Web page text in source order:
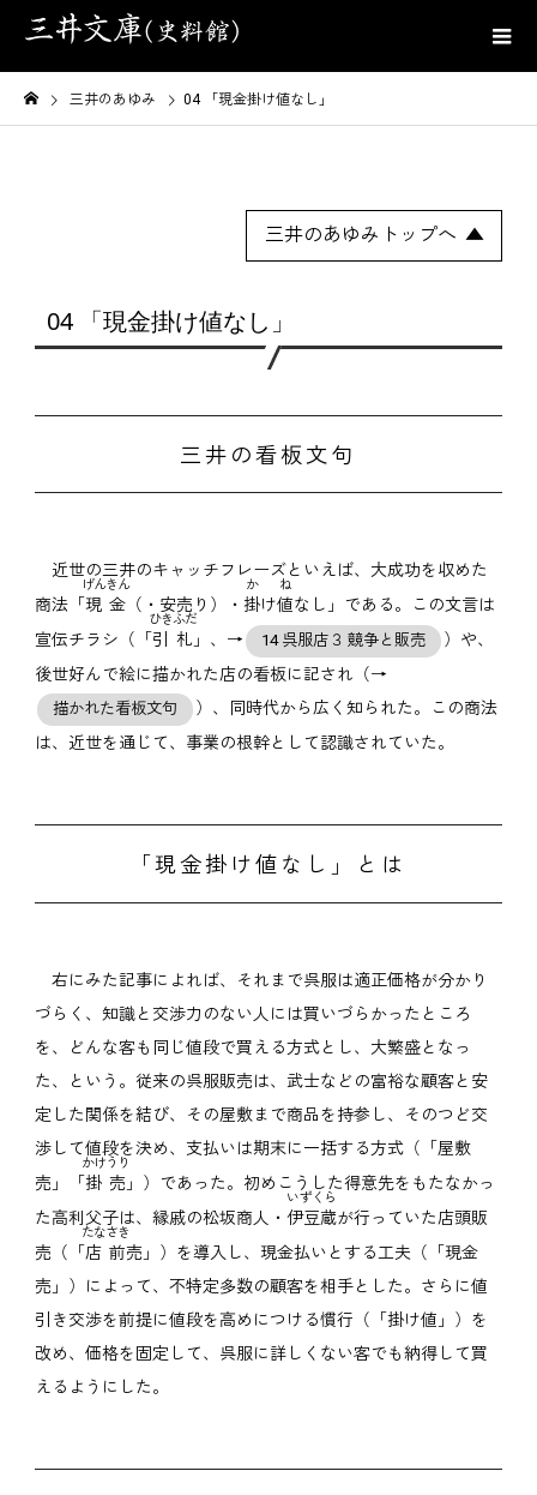
三井のあゆみ 04 「現金掛け値なし」
三井のあゆみトップへ
04 「現金掛け値なし」
三井の看板文句
近世の三井のキャッチフレーズといえば、大成功を収めた
商法「 現金
げんきん
（・安売り）・ 掛
か
け値
ね
なし」である。この文言は
宣伝チラシ（「 引札
ひきふだ
」、→ 14 呉服店３ 競争と販売
）や、
後世好んで絵に描かれた店の看板に記され（→
描かれた看板文句
）、同時代から広く知られた。この商法
は、近世を通じて、事業の根幹として認識されていた。
「現金掛け値なし」とは
右にみた記事によれば、それまで呉服は適正価格が分かり
づらく、知識と交渉力のない人には買いづらかったところ
を、どんな客も同じ値段で買える方式とし、大繁盛となっ
た、という。従来の呉服販売は、武士などの富裕な顧客と安
定した関係を結び、その屋敷まで商品を持参し、そのつど交
渉して値段を決め、支払いは期末に一括する方式（「屋敷
売」「掛売
かけうり
」）であった。初めこうした得意先をもたなかっ
た高利父子は、縁戚の松坂商人・ 伊豆蔵
いずくら
が行っていた店頭販
売（「店前
たなさき
売」）を導入し、現金払いとする工夫（「現金
売」）によって、不特定多数の顧客を相手とした。さらに値
引き交渉を前提に値段を高めにつける慣行（「掛け値」）を
改め、価格を固定して、呉服に詳しくない客でも納得して買
えるようにした。